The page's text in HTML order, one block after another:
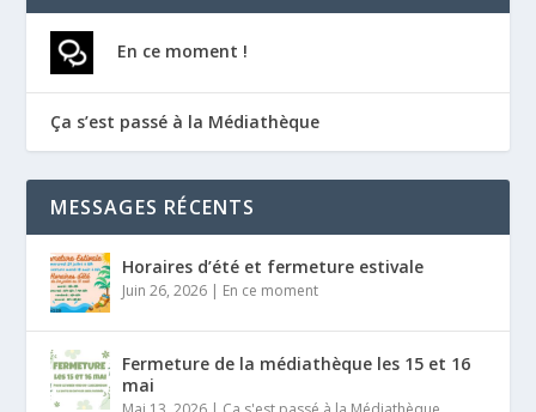
En ce moment !
Ça s’est passé à la Médiathèque
MESSAGES RÉCENTS
Horaires d’été et fermeture estivale
Juin 26, 2026 | En ce moment
Fermeture de la médiathèque les 15 et 16
mai